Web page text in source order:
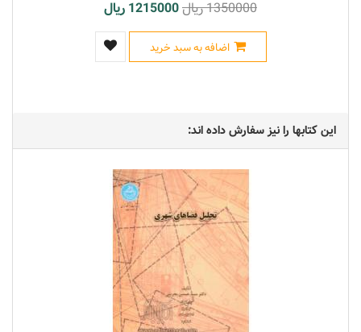
1350000 ریال 1215000 ریال
اضافه به سبد خرید
این کتابها را نیز سفارش داده اند: